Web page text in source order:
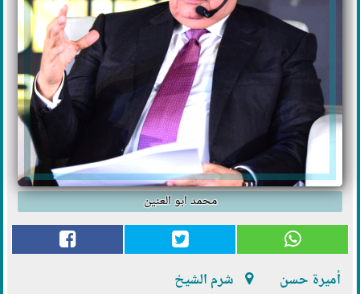
محمد ابو العنين
أميرة حسن شرم الشيخ